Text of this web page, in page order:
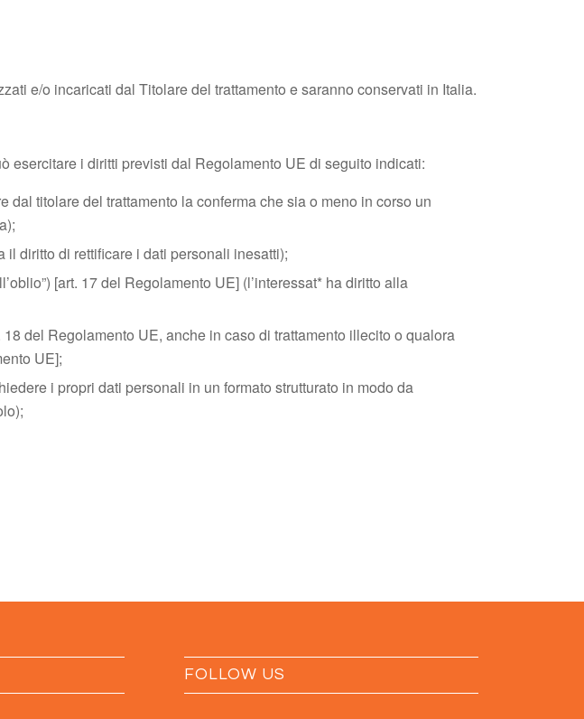
e/o incaricati dal Titolare del trattamento e saranno conservati in Italia.
esercitare i diritti previsti dal Regolamento UE di seguito indicati:
dal titolare del trattamento la conferma che sia o meno in corso un
il diritto di rettificare i dati personali inesatti);
[art. 17 del Regolamento UE] (l’interessat* ha diritto alla
del Regolamento UE, anche in caso di trattamento illecito o qualora
UE];
i propri dati personali in un formato strutturato in modo da
FOLLOW US